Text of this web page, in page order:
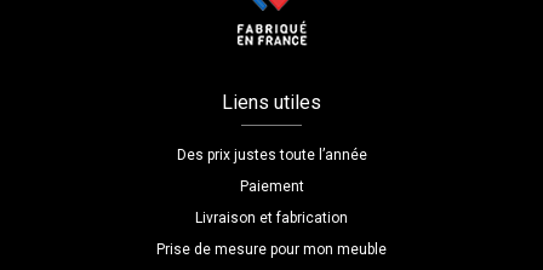
Liens utiles
Des prix justes toute l’année
Paiement
Livraison et fabrication
Prise de mesure pour mon meuble